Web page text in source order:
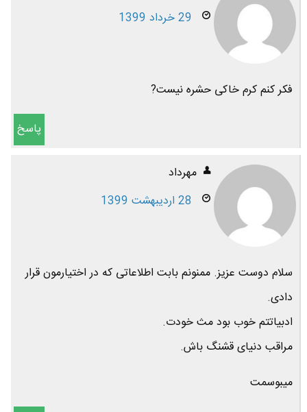
29 خرداد 1399
فکر کنم کرم خاکی حشره نیست?
پاسخ
مهرداد
28 اردیبهشت 1399
سلام دوست عزیز. ممنونم بابت اطلاعاتی که در اختیارمون قرار
دادی.
ادبیاتتم خوب بود مث خودت.
مراقب دنیای قشنگ باش.
میبوسمت